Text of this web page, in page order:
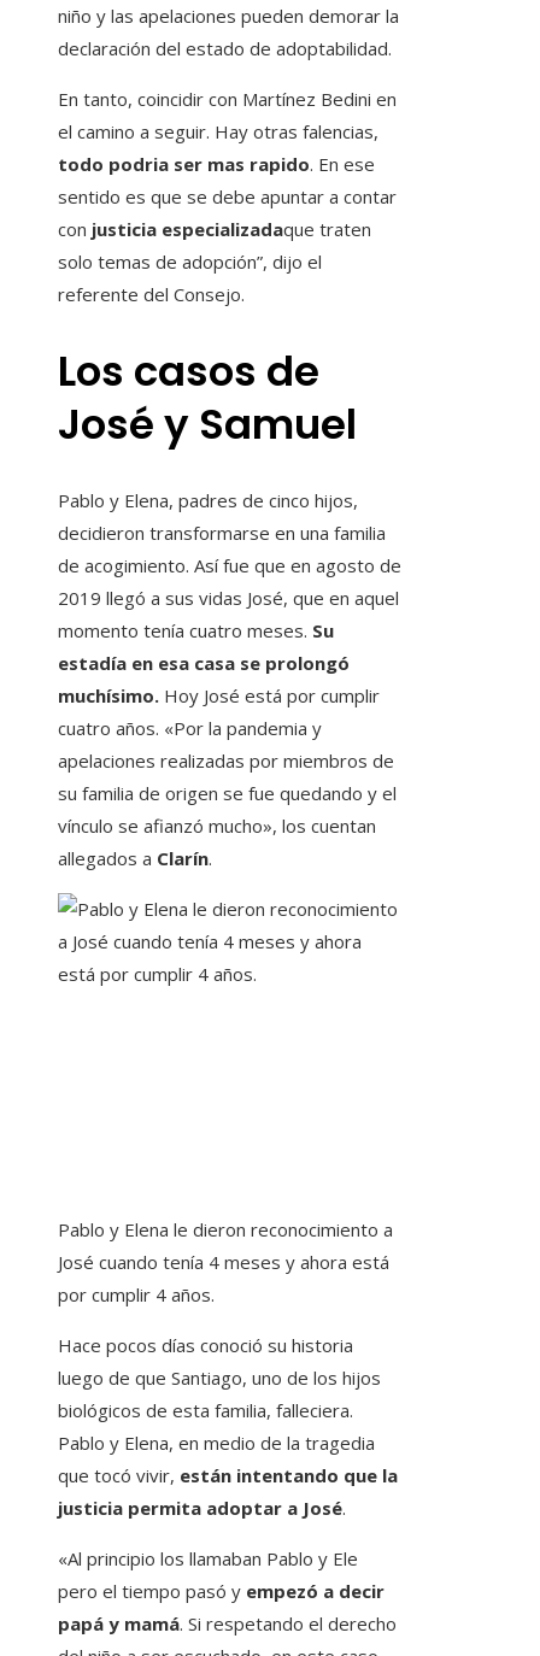
niño y las apelaciones pueden demorar la
declaración del estado de adoptabilidad.
En tanto, coincidir con Martínez Bedini en
el camino a seguir. Hay otras falencias,
todo podria ser mas rapido. En ese
sentido es que se debe apuntar a contar
con justicia especializadaque traten
solo temas de adopción”, dijo el
referente del Consejo.
Los casos de
José y Samuel
Pablo y Elena, padres de cinco hijos,
decidieron transformarse en una familia
de acogimiento. Así fue que en agosto de
2019 llegó a sus vidas José, que en aquel
momento tenía cuatro meses. Su
estadía en esa casa se prolongó
muchísimo. Hoy José está por cumplir
cuatro años. «Por la pandemia y
apelaciones realizadas por miembros de
su familia de origen se fue quedando y el
vínculo se afianzó mucho», los cuentan
allegados a Clarín.
Pablo y Elena le dieron reconocimiento a
José cuando tenía 4 meses y ahora está
por cumplir 4 años.
Hace pocos días conoció su historia
luego de que Santiago, uno de los hijos
biológicos de esta familia, falleciera.
Pablo y Elena, en medio de la tragedia
que tocó vivir, están intentando que la
justicia permita adoptar a José.
«Al principio los llamaban Pablo y Ele
pero el tiempo pasó y empezó a decir
papá y mamá. Si respetando el derecho